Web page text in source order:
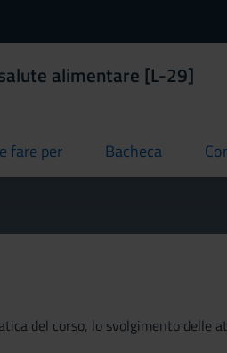
alimentare [L-29]
fare per Bacheca
current
del corso, lo svolgimento